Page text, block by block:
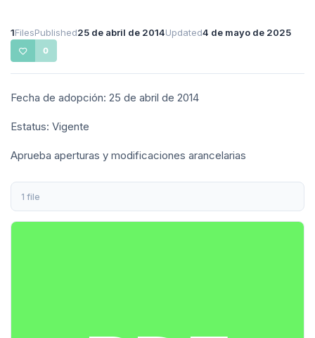
1FilesPublished25 de abril de 2014Updated4 de mayo de 2025
0
Fecha de adopción: 25 de abril de 2014
Estatus: Vigente
Aprueba aperturas y modificaciones arancelarias
1 file